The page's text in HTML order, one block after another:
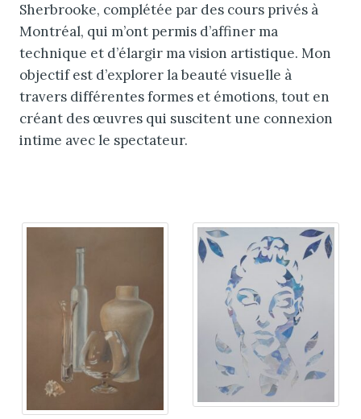
Sherbrooke, complétée par des cours privés à
Montréal, qui m’ont permis d’affiner ma
technique et d’élargir ma vision artistique. Mon
objectif est d’explorer la beauté visuelle à
travers différentes formes et émotions, tout en
créant des œuvres qui suscitent une connexion
intime avec le spectateur.